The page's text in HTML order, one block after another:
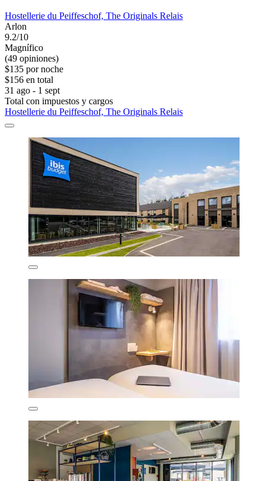
Hostellerie du Peiffeschof, The Originals Relais
Arlon
9.2/10
Magnífico
(49 opiniones)
$135 por noche
$156 en total
31 ago - 1 sept
Total con impuestos y cargos
Hostellerie du Peiffeschof, The Originals Relais